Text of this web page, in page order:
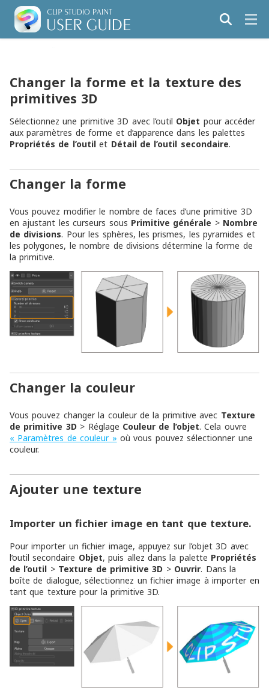
Changer la forme et la texture des
primitives 3D
Sélectionnez une primitive 3D avec l’outil Objet pour accéder
aux paramètres de forme et d’apparence dans les palettes
Propriétés de l’outilet Détail de l’outil secondaire.
Changer la forme
Vous pouvez modifier le nombre de faces d’une primitive 3D
en ajustant les curseurs sous Primitive générale > Nombre
de divisions. Pour les sphères, les prismes, les pyramides et
les polygones, le nombre de divisions détermine la forme de
la primitive.
Changer la couleur
Vous pouvez changer la couleur de la primitive avec Texture
de primitive 3D> Réglage Couleur de l’objet. Cela ouvre
« Paramètres de couleur » où vous pouvez sélectionner une
couleur.
Ajouter une texture
Importer un fichier image en tant que texture.
Pour importer un fichier image, appuyez sur l’objet 3D avec
l’outil secondaire Objet, puis allez dans la palette Propriétés
de l’outil > Texture de primitive 3D > Ouvrir. Dans la
boîte de dialogue, sélectionnez un fichier image à importer en
tant que texture pour la primitive 3D.